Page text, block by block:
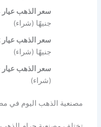
سعر الذهب عيار 14:
جنيهًا (شراء)
سعر الذهب عيار 12:
جنيهًا (شراء)
سعر الذهب عيار 9:
(شراء)
مصنعية الذهب اليوم في